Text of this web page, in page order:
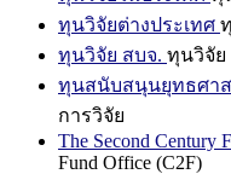
ทุนวิจัยต่างประเทศ
ทุนวิจัย สบจ. ทุนวิจัย
ทุนสนับสนุนยุทธศาส
การวิจัย
The Second Century
Fund Office (C2F)